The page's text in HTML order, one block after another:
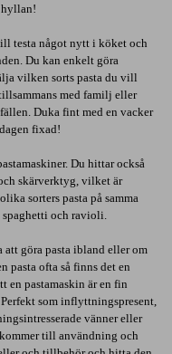
hyllan!
testa något nytt i köket och
Du kan enkelt göra
vilken sorts pasta du vill
med familj eller
Duka fint med en vacker
fixad!
Du hittar också
skärverktyg, vilket är
sorters pasta på samma
och ravioli.
att göra pasta ibland eller om
pasta ofta så finns det en
en pastamaskin är en fin
som inflyttningspresent,
vänner eller
till användning och